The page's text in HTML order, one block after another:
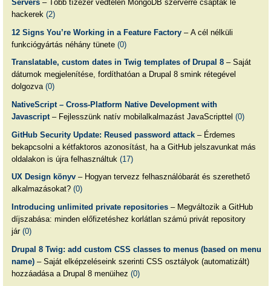
Servers– Több tízezer védtelen MongoDB szerverre csaptak le
hackerek (2)
12 Signs You’re Working in a Feature Factory– A cél nélküli
funkciógyártás néhány tünete (0)
Translatable, custom dates in Twig templates of Drupal 8– Saját
dátumok megjelenítése, fordíthatóan a Drupal 8 smink rétegével
dolgozva (0)
NativeScript – Cross-Platform Native Development with
Javascript– Fejlesszünk natív mobilalkalmazást JavaScripttel (0)
GitHub Security Update: Reused password attack– Érdemes
bekapcsolni a kétfaktoros azonosítást, ha a GitHub jelszavunkat más
oldalakon is újra felhasználtuk (17)
UX Design könyv– Hogyan tervezz felhasználóbarát és szerethető
alkalmazásokat? (0)
Introducing unlimited private repositories– Megváltozik a GitHub
díjszabása: minden előfizetéshez korlátlan számú privát repository
jár (0)
Drupal 8 Twig: add custom CSS classes to menus (based on menu
name)– Saját elképzeléseink szerinti CSS osztályok (automatizált)
hozzáadása a Drupal 8 menüihez (0)